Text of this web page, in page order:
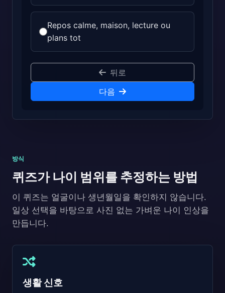
Repos calme, maison, lecture ou
plans tot
뒤로
다음
방식
퀴즈가 나이 범위를 추정하는 방법
이 퀴즈는 얼굴이나 생년월일을 확인하지 않습니다.
일상 선택을 바탕으로 사진 없는 가벼운 나이 인상을
만듭니다.
생활 신호